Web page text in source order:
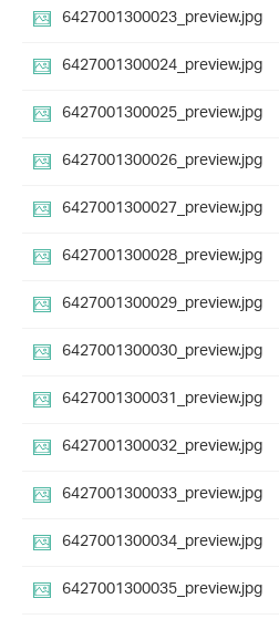
6427001300023_preview.jpg
6427001300024_preview.jpg
6427001300025_preview.jpg
6427001300026_preview.jpg
6427001300027_preview.jpg
6427001300028_preview.jpg
6427001300029_preview.jpg
6427001300030_preview.jpg
6427001300031_preview.jpg
6427001300032_preview.jpg
6427001300033_preview.jpg
6427001300034_preview.jpg
6427001300035_preview.jpg